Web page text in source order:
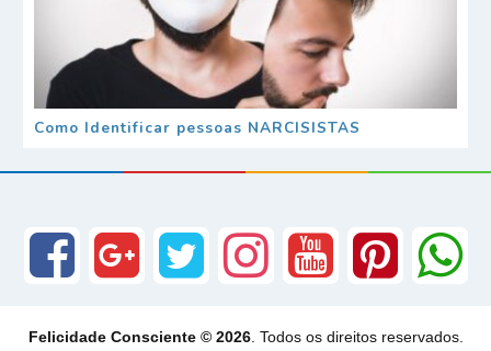
Como Identificar pessoas NARCISISTAS
Felicidade Consciente © 2026. Todos os direitos reservados.